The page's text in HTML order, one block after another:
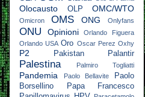
Olocausto OLP OMC/WTO
Omicron OMS ONG Onlyfans
ONU Opinioni
Orlando Figuera
Orlando USA Oro Oscar Perez Oxhy
P2 Pakistan Palantir
Palestina Palmiro Togliatti
Pandemia Paolo Bellavite
Paolo
Borsellino
Papa Francesco